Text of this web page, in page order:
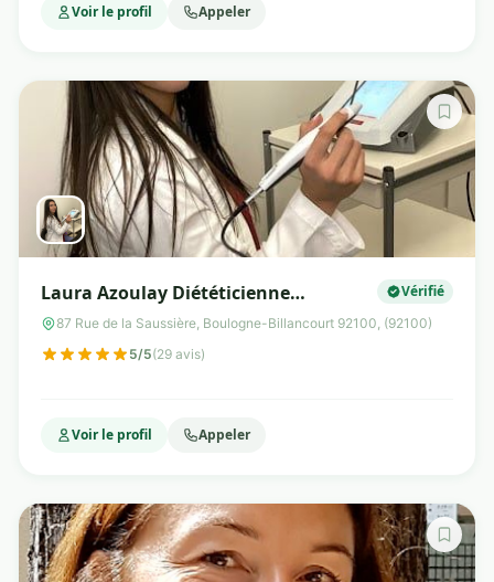
Voir le profil Appeler
Laura Azoulay Diététicienne
Nutritionniste & Luxopuncture
Vérifié
87 Rue de la Saussière, Boulogne-Billancourt 92100, (92100)
5/5(29 avis)
Voir le profil Appeler